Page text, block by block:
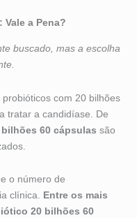
a Pena?
buscado, mas a escolha
com 20 bilhões
tratar a candidíase. De
60 cápsulas são
o número de
clínica. Entre os mais
20 bilhões 60